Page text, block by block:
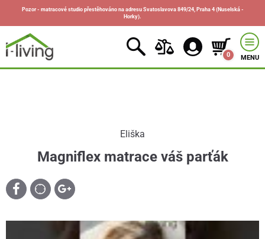
Pozor - matracové studio přestěhováno na adresu Svatoslavova 849/24, Praha 4 (Nuselská -
Horky).
0 MENU
Eliška
Magniflex matrace váš parťák